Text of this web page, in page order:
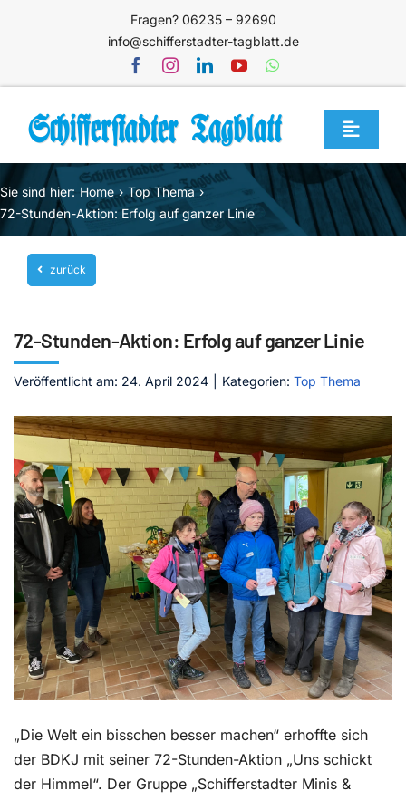
Fragen? 06235 – 92690
info@schifferstadter-tagblatt.de
Toggle
Home
Themen
Blog
Unternehmen
Mediathek
Kontakt
Sie sind hier: Home
Top Thema
72-Stunden-Aktion: Erfolg auf ganzer Linie
zurück
72-Stunden-Aktion: Erfolg auf ganzer Linie
Veröffentlicht am: 24. April 2024 Kategorien: Top Thema
„Die Welt ein bisschen besser machen“ erhoffte sich
der BDKJ mit seiner 72-Stunden-Aktion „Uns schickt
der Himmel“. Der Gruppe „Schifferstadter Minis &